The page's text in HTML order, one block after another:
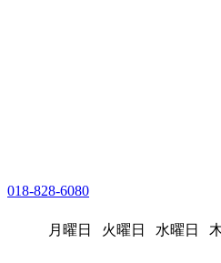
018-828-6080
月曜日 火曜日 水曜日